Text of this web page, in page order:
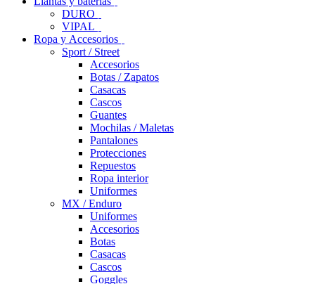
DURO
VIPAL
Ropa y Accesorios
Sport / Street
Accesorios
Botas / Zapatos
Casacas
Cascos
Guantes
Mochilas / Maletas
Pantalones
Protecciones
Repuestos
Ropa interior
Uniformes
MX / Enduro
Uniformes
Accesorios
Botas
Casacas
Cascos
Goggles